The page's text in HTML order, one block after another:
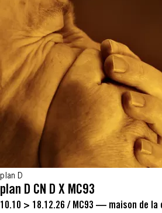
plan D
plan D CN D X MC93
10.10 > 18.12.26 / MC93 — maison de la